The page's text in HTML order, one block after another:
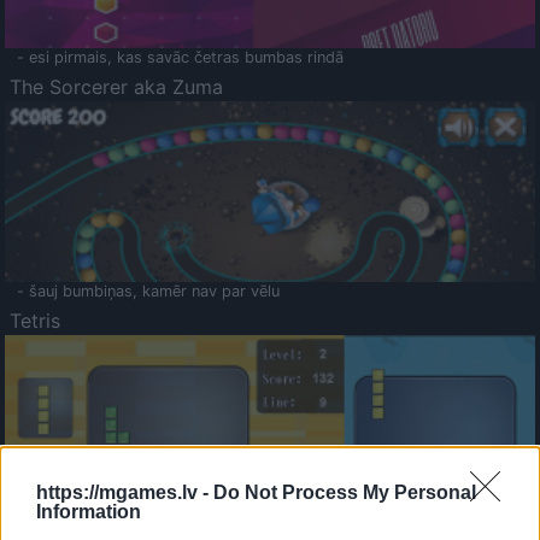
https://mgames.lv - Do Not Process My Personal
Information
- esi pirmais, kas savāc četras bumbas rindā
The Sorcerer aka Zuma
- šauj bumbiņas, kamēr nav par vēlu
Tetris